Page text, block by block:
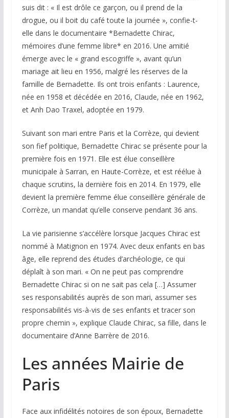
suis dit : « Il est drôle ce garçon, ou il prend de la
drogue, ou il boit du café toute la journée », confie-t-
elle dans le documentaire *Bernadette Chirac,
mémoires d’une femme libre* en 2016. Une amitié
émerge avec le « grand escogriffe », avant qu’un
mariage ait lieu en 1956, malgré les réserves de la
famille de Bernadette. Ils ont trois enfants : Laurence,
née en 1958 et décédée en 2016, Claude, née en 1962,
et Anh Dao Traxel, adoptée en 1979.
Suivant son mari entre Paris et la Corrèze, qui devient
son fief politique, Bernadette Chirac se présente pour la
première fois en 1971. Elle est élue conseillère
municipale à Sarran, en Haute-Corrèze, et est réélue à
chaque scrutins, la dernière fois en 2014. En 1979, elle
devient la première femme élue conseillère générale de
Corrèze, un mandat qu’elle conserve pendant 36 ans.
La vie parisienne s’accélère lorsque Jacques Chirac est
nommé à Matignon en 1974. Avec deux enfants en bas
âge, elle reprend des études d’archéologie, ce qui
déplaît à son mari. « On ne peut pas comprendre
Bernadette Chirac si on ne sait pas cela […] Assumer
ses responsabilités auprès de son mari, assumer ses
responsabilités vis-à-vis de ses enfants et tracer son
propre chemin », explique Claude Chirac, sa fille, dans le
documentaire d’Anne Barrère de 2016.
Les années Mairie de
Paris
Face aux infidélités notoires de son époux, Bernadette